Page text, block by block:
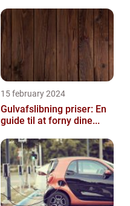
15 february 2024
Gulvafslibning priser: En
guide til at forny dine...